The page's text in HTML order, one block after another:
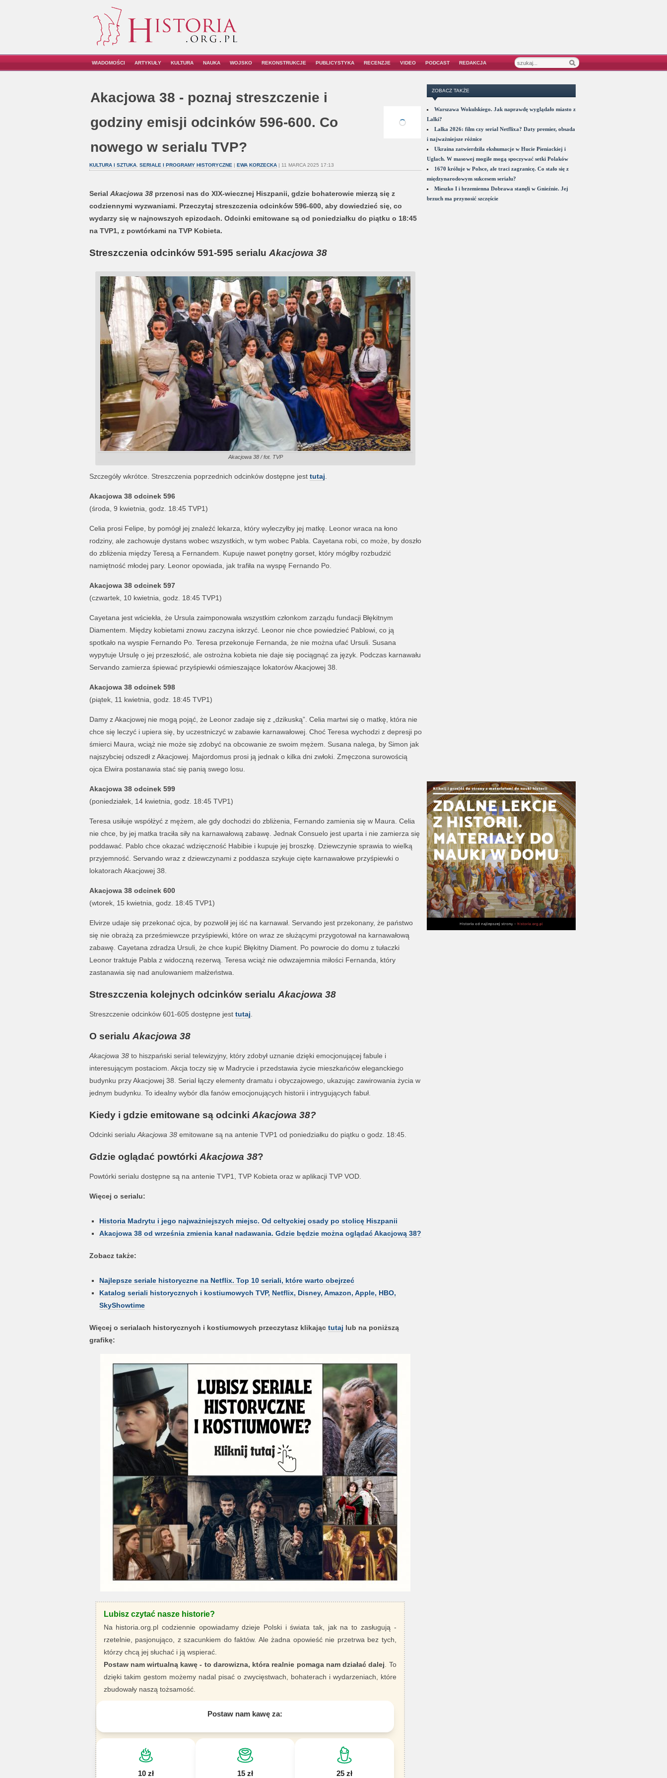
WIADOMOŚCI ARTYKUŁY KULTURA NAUKA WOJSKO REKONSTRUKCJE PUBLICYSTYKA RECENZJE VIDEO PODCAST REDAKCJA
Akacjowa 38 - poznaj streszczenie i
godziny emisji odcinków 596-600. Co
nowego w serialu TVP?
KULTURA I SZTUKA, SERIALE I PROGRAMY HISTORYCZNE | EWA KORZECKA| 11 MARCA 2025 17:13
Serial Akacjowa 38przenosi nas do XIX-wiecznej Hiszpanii, gdzie bohaterowie mierzą się z
codziennymi wyzwaniami. Przeczytaj streszczenia odcinków 596-600, aby dowiedzieć się, co
wydarzy się w najnowszych epizodach. Odcinki emitowane są od poniedziałku do piątku o 18:45
na TVP1, z powtórkami na TVP Kobieta.
Streszczenia odcinków 591-595 serialu Akacjowa 38
Akacjowa 38 / fot. TVP
Szczegóły wkrótce. Streszczenia poprzednich odcinków dostępne jest tutaj
Akacjowa 38 odcinek 596
(środa, 9 kwietnia, godz. 18:45 TVP1)
Celia prosi Felipe, by pomógł jej znaleźć lekarza, który wyleczyłby jej matkę. Leonor wraca na łono
rodziny, ale zachowuje dystans wobec wszystkich, w tym wobec Pabla. Cayetana robi, co może, by doszło
do zbliżenia między Teresą a Fernandem. Kupuje nawet ponętny gorset, który mógłby rozbudzić
namiętność młodej pary. Leonor opowiada, jak trafiła na wyspę Fernando Po.
Akacjowa 38 odcinek 597
(czwartek, 10 kwietnia, godz. 18:45 TVP1)
Cayetana jest wściekła, że Ursula zaimponowała wszystkim członkom zarządu fundacji Błękitnym
Diamentem. Między kobietami znowu zaczyna iskrzyć. Leonor nie chce powiedzieć Pablowi, co ją
spotkało na wyspie Fernando Po. Teresa przekonuje Fernanda, że nie można ufać Ursuli. Susana
wypytuje Ursulę o jej przeszłość, ale ostrożna kobieta nie daje się pociągnąć za język. Podczas karnawału
Servando zamierza śpiewać przyśpiewki ośmieszające lokatorów Akacjowej 38.
Akacjowa 38 odcinek 598
(piątek, 11 kwietnia, godz. 18:45 TVP1)
Damy z Akacjowej nie mogą pojąć, że Leonor zadaje się z „dzikuską”. Celia martwi się o matkę, która nie
chce się leczyć i upiera się, by uczestniczyć w zabawie karnawałowej. Choć Teresa wychodzi z depresji po
śmierci Maura, wciąż nie może się zdobyć na obcowanie ze swoim mężem. Susana nalega, by Simon jak
najszybciej odszedł z Akacjowej. Majordomus prosi ją jednak o kilka dni zwłoki. Zmęczona surowością
ojca Elwira postanawia stać się panią swego losu.
Akacjowa 38 odcinek 599
(poniedziałek, 14 kwietnia, godz. 18:45 TVP1)
Teresa usiłuje współżyć z mężem, ale gdy dochodzi do zbliżenia, Fernando zamienia się w Maura. Celia
nie chce, by jej matka traciła siły na karnawałową zabawę. Jednak Consuelo jest uparta i nie zamierza się
poddawać. Pablo chce okazać wdzięczność Habibie i kupuje jej broszkę. Dziewczynie sprawia to wielką
przyjemność. Servando wraz z dziewczynami z poddasza szykuje cięte karnawałowe przyśpiewki o
lokatorach Akacjowej 38.
Akacjowa 38 odcinek 600
(wtorek, 15 kwietnia, godz. 18:45 TVP1)
Elvirze udaje się przekonać ojca, by pozwolił jej iść na karnawał. Servando jest przekonany, że państwo
się nie obrażą za prześmiewcze przyśpiewki, które on wraz ze służącymi przygotował na karnawałową
zabawę. Cayetana zdradza Ursuli, że chce kupić Błękitny Diament. Po powrocie do domu z tułaczki
Leonor traktuje Pabla z widoczną rezerwą. Teresa wciąż nie odwzajemnia miłości Fernanda, który
zastanawia się nad anulowaniem małżeństwa.
Streszczenia kolejnych odcinków serialu Akacjowa 38
Streszczenie odcinków 601-605 dostępne jest tutaj
O serialu Akacjowa 38
Akacjowa 38to hiszpański serial telewizyjny, który zdobył uznanie dzięki emocjonującej fabule i
interesującym postaciom. Akcja toczy się w Madrycie i przedstawia życie mieszkańców eleganckiego
budynku przy Akacjowej 38. Serial łączy elementy dramatu i obyczajowego, ukazując zawirowania życia w
jednym budynku. To idealny wybór dla fanów emocjonujących historii i intrygujących fabuł.
Kiedy i gdzie emitowane są odcinki Akacjowa 38?
Odcinki serialu Akacjowa 38emitowane są na antenie TVP1 od poniedziałku do piątku o godz. 18:45.
Gdzie oglądać powtórki Akacjowa 38?
Powtórki serialu dostępne są na antenie TVP1, TVP Kobieta oraz w aplikacji TVP VOD.
Więcej o serialu:
Historia Madrytu i jego najważniejszych miejsc. Od celtyckiej osady po stolicę Hiszpanii
Akacjowa 38 od września zmienia kanał nadawania. Gdzie będzie można oglądać Akacjową 38?
Zobacz także:
Najlepsze seriale historyczne na Netflix. Top 10 seriali, które warto obejrzeć
Katalog seriali historycznych i kostiumowych TVP, Netflix, Disney, Amazon, Apple, HBO,
SkyShowtime
Więcej o serialach historycznych i kostiumowych przeczytasz klikając tutaj lub na poniższą
grafikę:
Lubisz czytać nasze historie?
Na historia.org.pl codziennie opowiadamy dzieje Polski i świata tak, jak na to zasługują -
rzetelnie, pasjonująco, z szacunkiem do faktów. Ale żadna opowieść nie przetrwa bez tych,
którzy chcą jej słuchać i ją wspierać.
Postaw nam wirtualną kawę - to darowizna, która realnie pomaga nam działać dalej . To
dzięki takim gestom możemy nadal pisać o zwycięstwach, bohaterach i wydarzeniach, które
zbudowały naszą tożsamość.
Postaw nam kawę za:
10 zł 15 zł 25 zł
ZOBACZ TAKŻE
Warszawa Wokulskiego. Jak naprawdę wyglądało miasto z
Lalki?
Lalka 2026: film czy serial Netflixa? Daty premier, obsada
i najważniejsze różnice
Ukraina zatwierdziła ekshumacje w Hucie Pieniackiej i
Ugłach. W masowej mogile mogą spoczywać setki Polaków
1670 króluje w Polsce, ale traci zagranicę. Co stało się z
międzynarodowym sukcesem serialu?
Mieszko I i brzemienna Dobrawa stanęli w Gnieźnie. Jej
brzuch ma przynosić szczęście